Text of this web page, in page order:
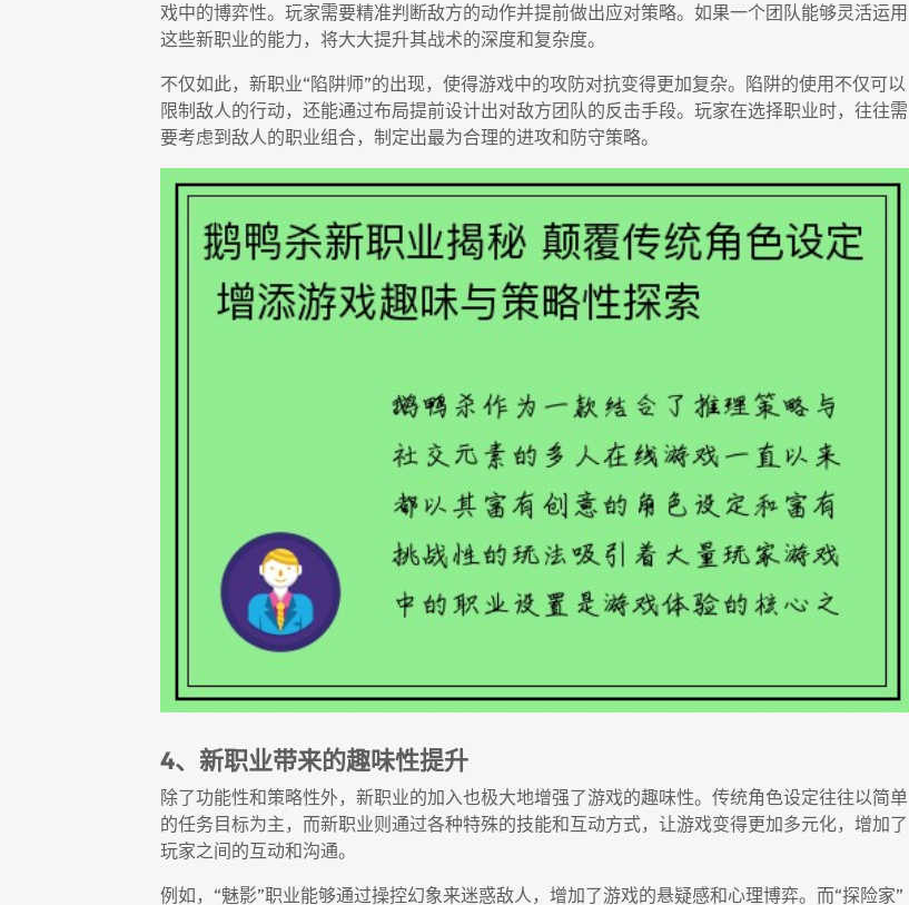
戏中的博弈性。玩家需要精准判断敌方的动作并提前做出应对策略。如果一个团队能够灵活运用
这些新职业的能力，将大大提升其战术的深度和复杂度。
不仅如此，新职业“陷阱师”的出现，使得游戏中的攻防对抗变得更加复杂。陷阱的使用不仅可以
限制敌人的行动，还能通过布局提前设计出对敌方团队的反击手段。玩家在选择职业时，往往需
要考虑到敌人的职业组合，制定出最为合理的进攻和防守策略。
4、新职业带来的趣味性提升
除了功能性和策略性外，新职业的加入也极大地增强了游戏的趣味性。传统角色设定往往以简单
的任务目标为主，而新职业则通过各种特殊的技能和互动方式，让游戏变得更加多元化，增加了
玩家之间的互动和沟通。
例如，“魅影”职业能够通过操控幻象来迷惑敌人，增加了游戏的悬疑感和心理博弈。而“探险家”